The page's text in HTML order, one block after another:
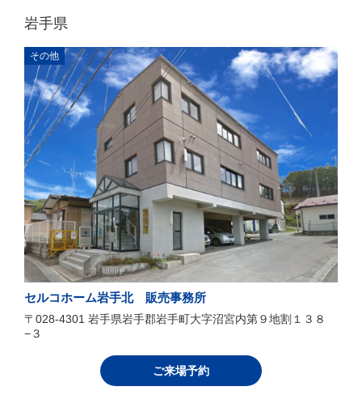
岩手県
その他
セルコホーム岩手北 販売事務所
〒028-4301 岩手県岩手郡岩手町大字沼宮内第９地割１３８
−３
ご来場予約